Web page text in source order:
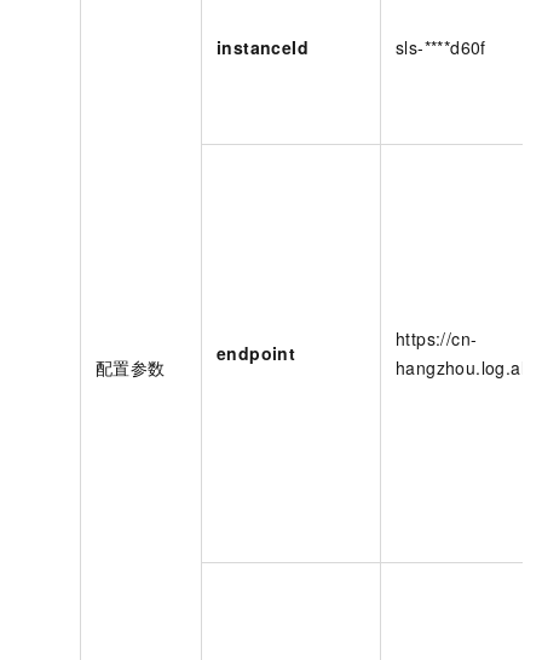
配置参数
instanceId sls-****d60f
endpoint
https://cn-